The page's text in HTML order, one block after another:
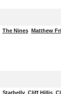
The Nines Matthew
Starbelly Cliff Hillis